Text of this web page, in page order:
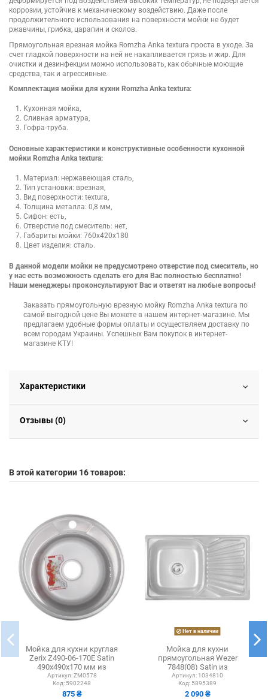
коррозии, устойчив к механическому воздействию. Даже после
продолжительного использования на поверхности мойки не будет
ржавчины, грибка, царапин и сколов.
Прямоугольная врезная мойка Romzha Anka textura проста в уходе. За
счет гладкой поверхности на ней не накапливается грязь и жир. Для
очистки и дезинфекции можно использовать, как обычные моющие
средства, так и агрессивные.
Комплектация мойки для кухни Romzha Anka textura:
Кухонная мойка,
Сливная арматура,
Гофра-труба.
Основные характеристики и конструктивные особенности кухонной
мойки Romzha Anka textura:
Материал: нержавеющая сталь,
Тип установки: врезная,
Вид поверхности: textura,
Толщина металла: 0,8 мм,
Сифон: есть,
Отверстие под смеситель: нет,
Габариты мойки: 760x420x180
Цвет изделия: сталь.
В данной модели мойки не предусмотрено отверстие под смеситель, но
у нас есть возможность сделать его для Вас полностью бесплатно!
Наши менеджеры проконсультируют Вас и ответят на любые вопросы!
Заказать прямоугольную врезную мойку Romzha Anka textura по
самой выгодной цене Вы можете в нашем интернет-магазине. Мы
предлагаем удобные формы оплаты и осуществляем доставку по
всем городам Украины. Успешных Вам покупок в интернет-
магазине КТУ!
Характеристики
Отзывы (0)
В этой категории 16 товаров:
Мойка для кухни круглая
Zerix Z490-06-170E Satin
490x490x170 мм из
нержавеющей стали
Артикул: ZM0578
Код: 5902248
875 ₴
Нет в наличии
Мойка для кухни
прямоугольная Wezer
7848(08) Satin из
нержавеющей стали, 780 x
480 x...
Артикул: 1034810
Код: 5895389
2 090 ₴